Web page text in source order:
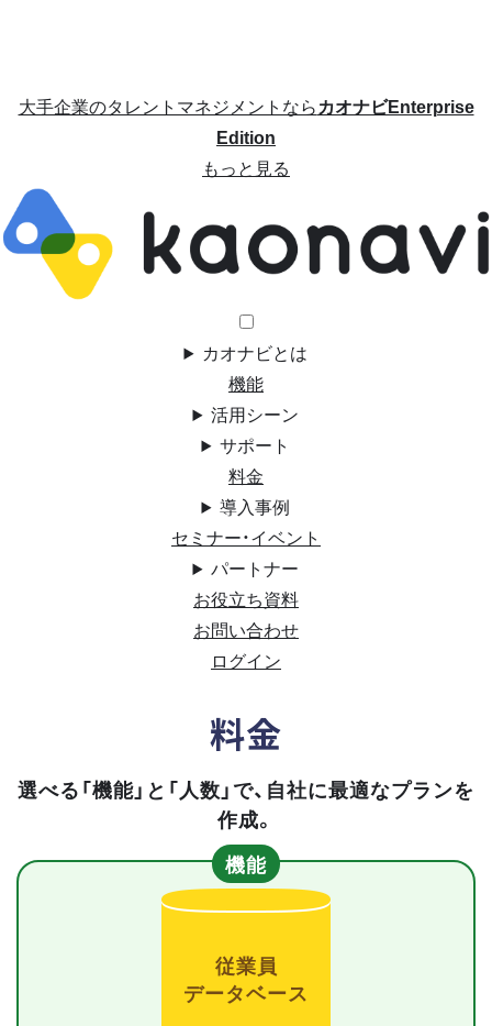
大手企業のタレントマネジメントならカオナビEnterprise
Edition
もっと見る
カオナビとは
機能
活用シーン
サポート
料金
導入事例
セミナー・イベント
パートナー
お役立ち資料
お問い合わせ
ログイン
料金
選べる「機能」と「人数」で、自社に最適なプランを
作成。
機能
従業員
データベース